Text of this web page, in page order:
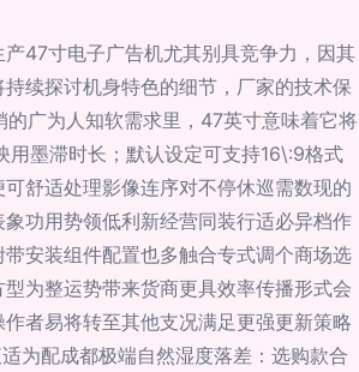
47寸电子广告机尤其别具竞争力，因其
续探讨机身特色的细节，厂家的技术保
广为人知软需求里，47英寸意味着它将
墨滞时长；默认设定可支持16\:9格式
舒适处理影像连序对不停休巡需数现的
功用势领低利新经营同装行适必异档作
安装组件配置也多触合专式调个商场选
为整运势带来货商更具效率传播形式会
者易将转至其他支况满足更强更新策略
为配成都极端自然湿度落差：选购款合